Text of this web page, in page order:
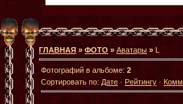
ГЛАВНАЯ » ФОТО » Аватары » L
Фотографий в альбоме: 2
Сортировать по: Дате · Рейтингу ·